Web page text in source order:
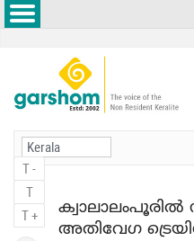
T -
T
T +
ക്വാലാലംപൂരില്‍
അതിവേഗ